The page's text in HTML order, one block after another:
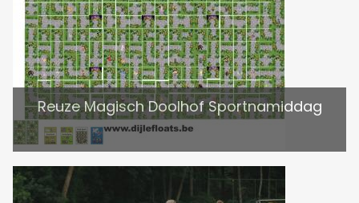
Reuze Magisch Doolhof Sportnamiddag